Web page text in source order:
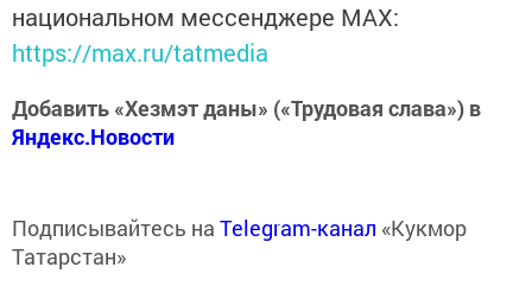
национальном мессенджере MАХ:
https://max.ru/tatmedia
Добавить «Хезмэт даны» («Трудовая слава») в
Яндекс.Новости
Подписывайтесь на Telegram-канал «Кукмор
Татарстан»